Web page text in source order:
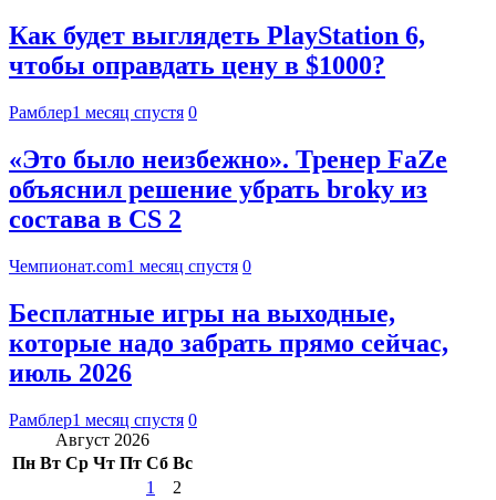
Как будет выглядеть PlayStation 6,
чтобы оправдать цену в $1000?
Рамблер1 месяц спустя 0
«Это было неизбежно». Тренер FaZe
объяснил решение убрать broky из
состава в CS 2
Чемпионат.com1 месяц спустя 0
Бесплатные игры на выходные,
которые надо забрать прямо сейчас,
июль 2026
Рамблер1 месяц спустя 0
Август 2026
Пн Вт Ср Чт Пт Сб Вс
1
2